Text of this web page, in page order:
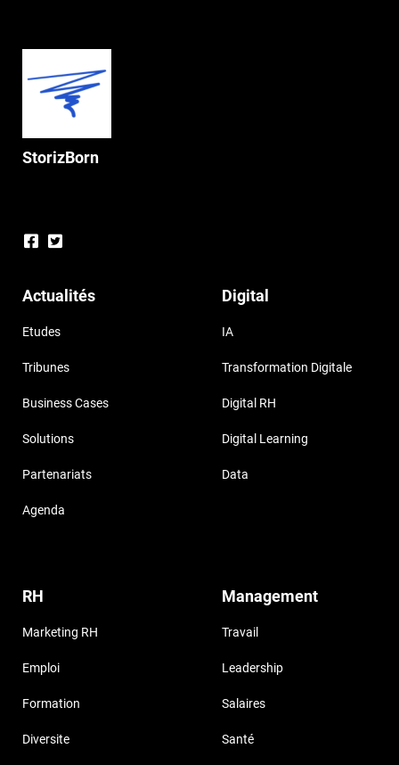
StorizBorn
Actualités
Etudes
Tribunes
Business Cases
Solutions
Partenariats
Agenda
Digital
IA
Transformation Digitale
Digital RH
Digital Learning
Data
RH
Marketing RH
Emploi
Formation
Diversite
Management
Travail
Leadership
Salaires
Santé